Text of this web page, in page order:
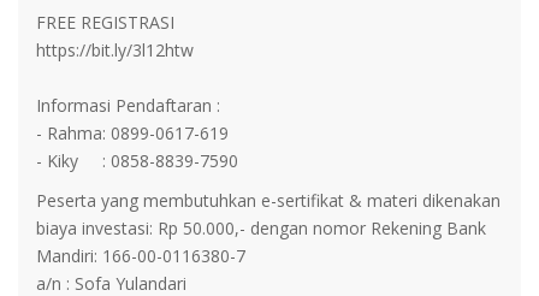
FREE REGISTRASI
https://bit.ly/3l12htw
Informasi Pendaftaran :
- Rahma​​: 0899-0617-619
- Kiky : 0858-8839-7590
Peserta yang membutuhkan e-sertifikat & materi dikenakan
biaya investasi: Rp 50.000,- dengan nomor Rekening Bank
Mandiri: 166-00-0116380-7
a/n : Sofa Yulandari